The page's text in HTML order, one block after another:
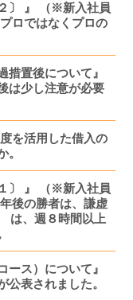
〕 』 （※新入社員
ロではなくプロの
措置後について』
は少し注意が必要
を活用した借入の
。
〕 』 （※新入社員
後の勝者は、謙虚
は、週８時間以上
ース）について』
表されました。